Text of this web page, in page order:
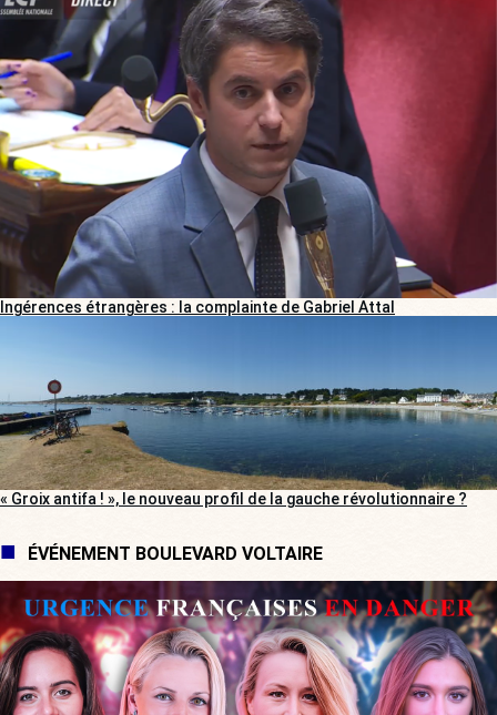
Ingérences étrangères : la complainte de Gabriel Attal
« Groix antifa ! », le nouveau profil de la gauche révolutionnaire ?
ÉVÉNEMENT BOULEVARD VOLTAIRE